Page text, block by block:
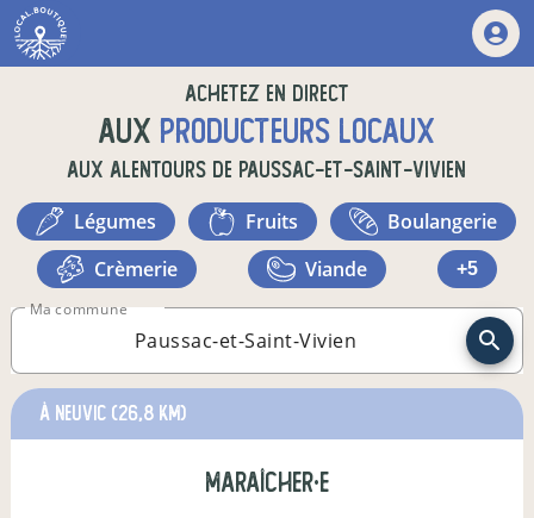
Achetez en direct
auxproducteurs locaux
aux alentours de Paussac-et-Saint-Vivien
légumes fruits
boulangerie
crèmerie
viande +5
Ma commune
à Neuvic (26,8 km)
maraîcher·e